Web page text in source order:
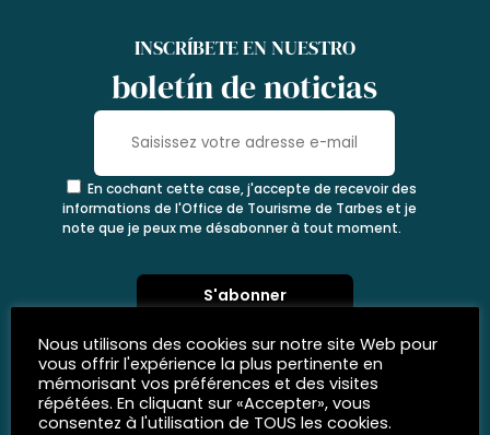
INSCRÍBETE EN NUESTRO
boletín de noticias
En cochant cette case, j'accepte de recevoir des
informations de l'Office de Tourisme de Tarbes et je
note que je peux me désabonner à tout moment.
Nous utilisons des cookies sur notre site Web pour
vous offrir l'expérience la plus pertinente en
mémorisant vos préférences et des visites
répétées. En cliquant sur «Accepter», vous
consentez à l'utilisation de TOUS les cookies.